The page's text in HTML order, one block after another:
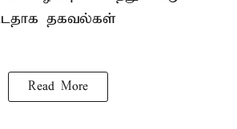
தகவல்கள்
Read More